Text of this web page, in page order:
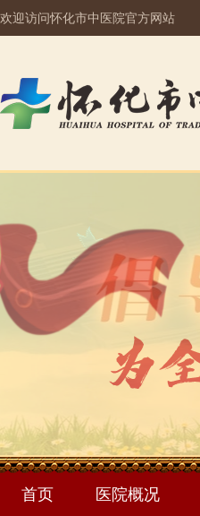
欢迎访问怀化市中医院官方网站
首页 医院概况